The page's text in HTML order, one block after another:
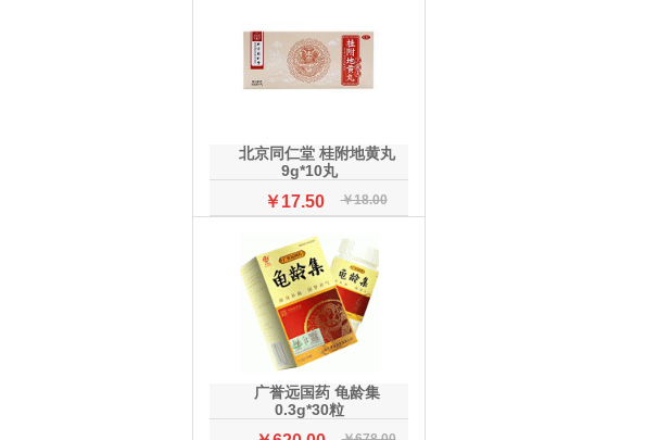
北京同仁堂 桂附地黄丸
9g*10丸
￥17.50 ￥18.00
广誉远国药 龟龄集
0.3g*30粒